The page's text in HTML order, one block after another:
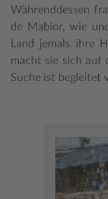
Währenddessen
de Mabior, wie
Land jemals ihre
macht sie sich auf
Suche ist begleitet